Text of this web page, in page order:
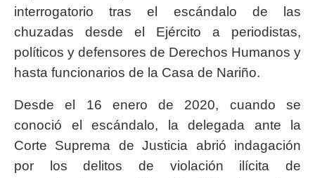
interrogatorio tras el escándalo de las
chuzadas desde el Ejército a periodistas,
políticos y defensores de Derechos Humanos y
hasta funcionarios de la Casa de Nariño.
Desde el 16 enero de 2020, cuando se
conoció el escándalo, la delegada ante la
Corte Suprema de Justicia abrió indagación
por los delitos de violación ilícita de